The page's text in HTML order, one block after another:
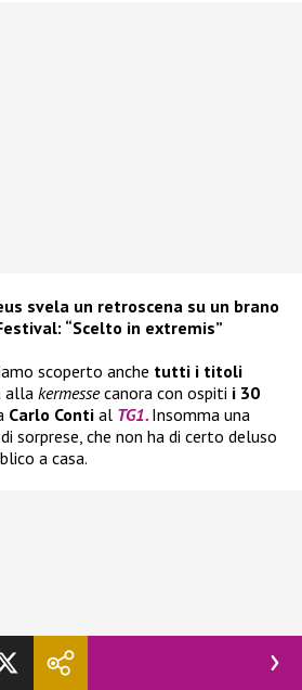
svela un retroscena su un brano
“Scelto in extremis”
scoperto anche tutti i titoli
alla kermessecanora con ospiti i 30
Carlo Conti al TG1. Insomma una
sorprese, che non ha di certo deluso
a casa.